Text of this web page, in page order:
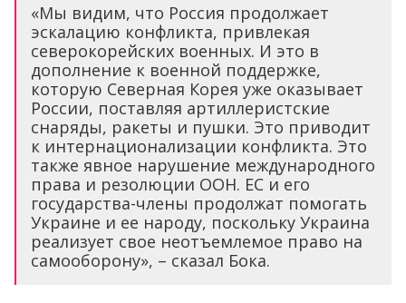
«Мы видим, что Россия продолжает
эскалацию конфликта, привлекая
северокорейских военных. И это в
дополнение к военной поддержке,
которую Северная Корея уже оказывает
России, поставляя артиллеристские
снаряды, ракеты и пушки. Это приводит
к интернационализации конфликта. Это
также явное нарушение международного
права и резолюции ООН. ЕС и его
государства-члены продолжат помогать
Украине и ее народу, поскольку Украина
реализует свое неотъемлемое право на
самооборону», – сказал Бока.